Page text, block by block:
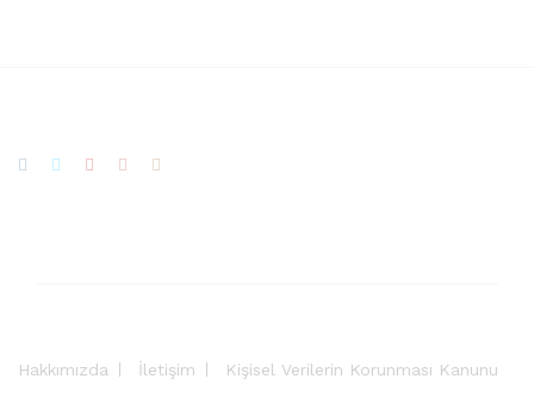
Hakkımızda İletişim Kişisel Verilerin Korunması Kanunu